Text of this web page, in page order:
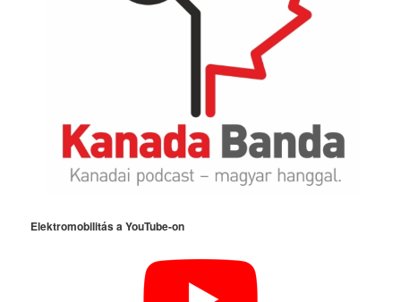
Elektromobilitás a YouTube-on